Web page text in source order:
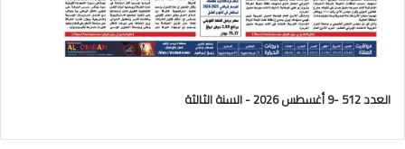
العدد 512 -9 أغسطس 2026 - السنة الثالثة